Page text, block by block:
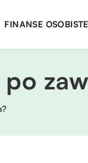
FINANSE OSOBISTE